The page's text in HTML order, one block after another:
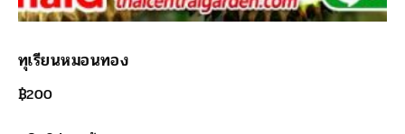
ทุเรียนหมอนทอง
฿200